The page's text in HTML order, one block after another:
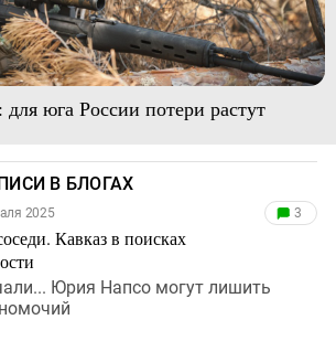
юга России потери растут
В БЛОГАХ
2025
Кавказ в поисках
3
Юрия Напсо могут лишить